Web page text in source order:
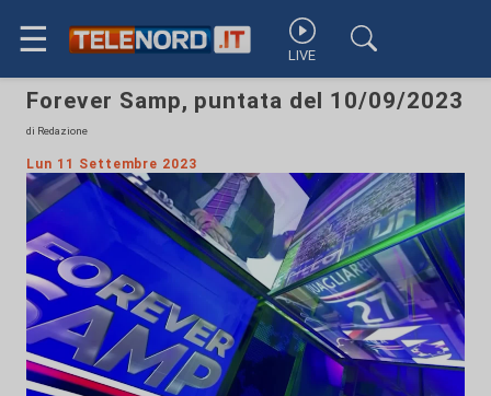
☰ LIVE
Forever Samp, puntata del 10/09/2023
di Redazione
Lun 11 Settembre 2023